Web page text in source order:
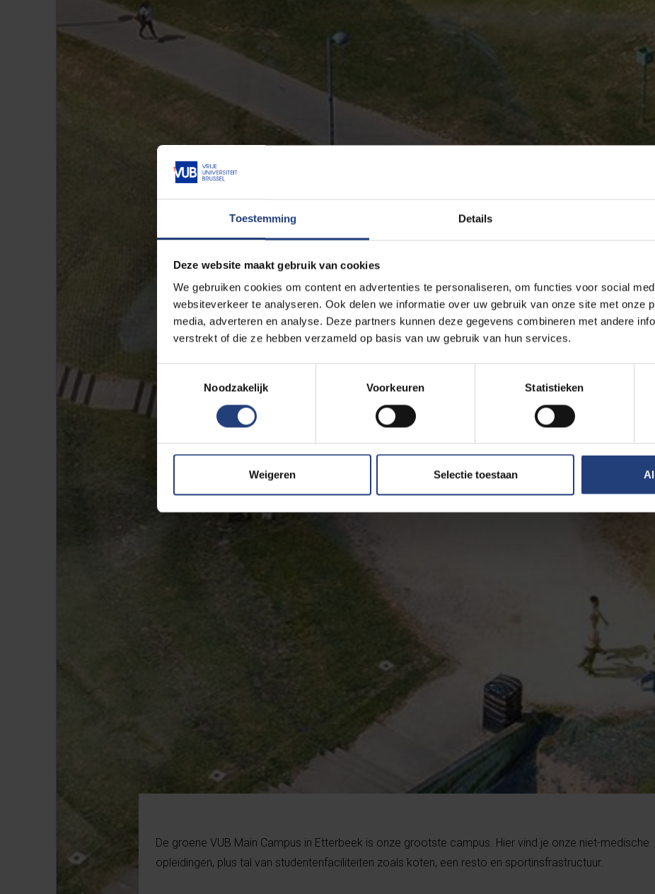
Toestemming Details
Deze website maakt gebruik van cookies
We gebruiken cookies om content en advertenties te personaliseren, om functies voor social
websiteverkeer te analyseren. Ook delen we informatie over uw gebruik van onze site met onze
media, adverteren en analyse. Deze partners kunnen deze gegevens combineren met andere
verstrekt of die ze hebben verzameld op basis van uw gebruik van hun services.
Noodzakelijk
Voorkeuren Statistieken
Weigeren Selectie toestaan
De groene VUB Main Campus in Etterbeek is onze grootste campus. Hier vind je onze niet-medische
opleidingen, plus tal van studentenfaciliteiten zoals koten, een resto en sportinsfrastructuur.